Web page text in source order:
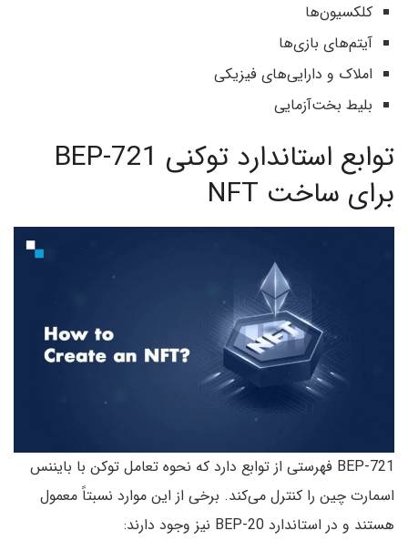
کلکسیون‌ها
آیتم‌های بازی‌ها
املاک و دارایی‌های فیزیکی
بلیط بخت‌آزمایی
توابع استاندارد توکنی BEP-721
برای ساخت NFT
BEP-721 فهرستی از توابع دارد که نحوه تعامل توکن با بایننس
اسمارت چین را کنترل می‌کند. برخی از این موارد نسبتاً معمول
هستند و در استاندارد BEP-20 نیز وجود دارند: